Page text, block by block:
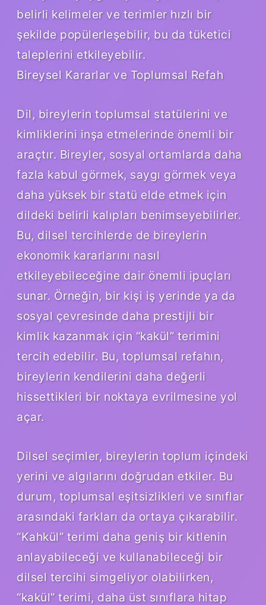
belirli kelimeler ve terimler hızlı bir
şekilde popülerleşebilir, bu da tüketici
taleplerini etkileyebilir.
Bireysel Kararlar ve Toplumsal Refah
Dil, bireylerin toplumsal statülerini ve
kimliklerini inşa etmelerinde önemli bir
araçtır. Bireyler, sosyal ortamlarda daha
fazla kabul görmek, saygı görmek veya
daha yüksek bir statü elde etmek için
dildeki belirli kalıpları benimseyebilirler.
Bu, dilsel tercihlerde de bireylerin
ekonomik kararlarını nasıl
etkileyebileceğine dair önemli ipuçları
sunar. Örneğin, bir kişi iş yerinde ya da
sosyal çevresinde daha prestijli bir
kimlik kazanmak için “kakül” terimini
tercih edebilir. Bu, toplumsal refahın,
bireylerin kendilerini daha değerli
hissettikleri bir noktaya evrilmesine yol
açar.
Dilsel seçimler, bireylerin toplum içindeki
yerini ve algılarını doğrudan etkiler. Bu
durum, toplumsal eşitsizlikleri ve sınıflar
arasındaki farkları da ortaya çıkarabilir.
“Kahkül” terimi daha geniş bir kitlenin
anlayabileceği ve kullanabileceği bir
dilsel tercihi simgeliyor olabilirken,
“kakül” terimi, daha üst sınıflara hitap